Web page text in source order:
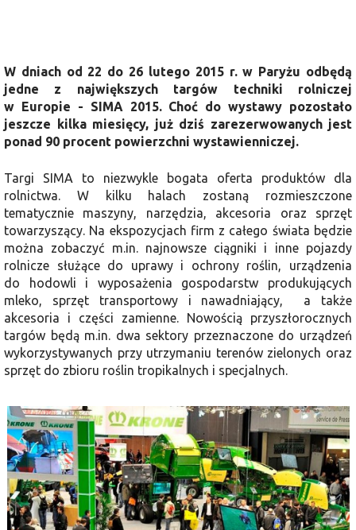
W dniach od 22 do 26 lutego 2015 r. w Paryżu odbędą
jedne z największych targów techniki rolniczej
w Europie - SIMA 2015. Choć do wystawy pozostało
jeszcze kilka miesięcy, już dziś zarezerwowanych jest
ponad 90 procent powierzchni wystawienniczej.
Targi SIMA to niezwykle bogata oferta produktów dla
rolnictwa. W kilku halach zostaną rozmieszczone
tematycznie maszyny, narzędzia, akcesoria oraz sprzęt
towarzyszący. Na ekspozycjach firm z całego świata będzie
można zobaczyć m.in. najnowsze ciągniki i inne pojazdy
rolnicze służące do uprawy i ochrony roślin, urządzenia
do hodowli i wyposażenia gospodarstw produkujących
mleko, sprzęt transportowy i nawadniający, a także
akcesoria i części zamienne. Nowością przyszłorocznych
targów będą m.in. dwa sektory przeznaczone do urządzeń
wykorzystywanych przy utrzymaniu terenów zielonych oraz
sprzęt do zbioru roślin tropikalnych i specjalnych.